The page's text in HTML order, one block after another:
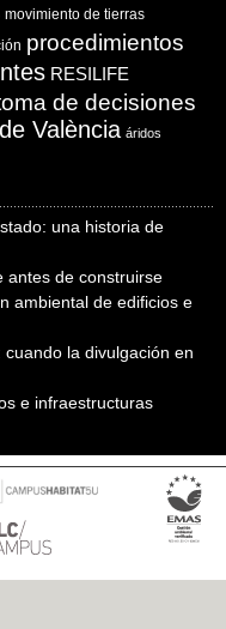
movimiento de tierras
procedimientos
RESILIFE
de decisiones
València áridos
una historia de
antes de construirse
ambiental de edificios e
la divulgación en
e infraestructuras